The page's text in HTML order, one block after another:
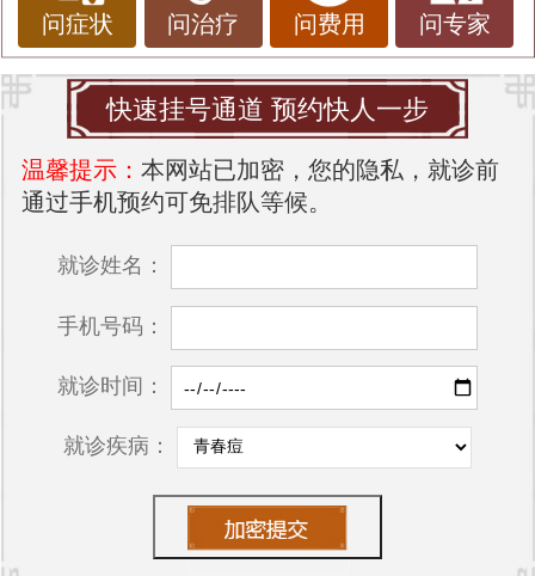
问症状 问治疗 问费用 问专家
快速挂号通道 预约快人一步
温馨提示： 本网站已加密，您的隐私，就诊前
通过手机预约可免排队等候。
就诊姓名：
手机号码：
就诊时间：
就诊疾病：